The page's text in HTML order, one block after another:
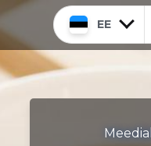
EE